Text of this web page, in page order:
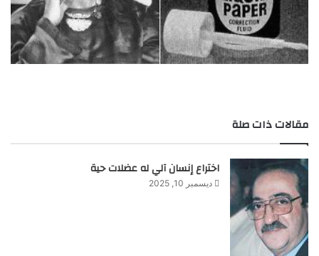
مقالات ذات صلة
اختراع إنسان آلي له عضلات حية
ديسمبر 10, 2025